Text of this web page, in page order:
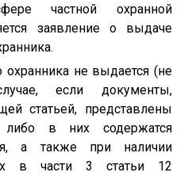
частной охранной
заявление о выдаче
охранника не выдается (не
если документы,
статьей, представлены
в них содержатся
а также при наличии
в части 3 статьи 12